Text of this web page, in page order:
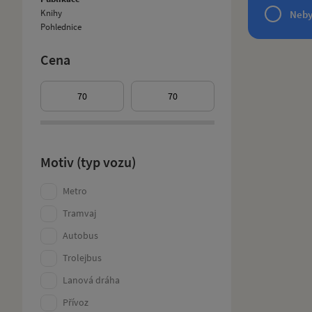
Knihy
Pohlednice
Cena
Motiv (typ vozu)
Metro
Tramvaj
Autobus
Trolejbus
Lanová dráha
Přívoz